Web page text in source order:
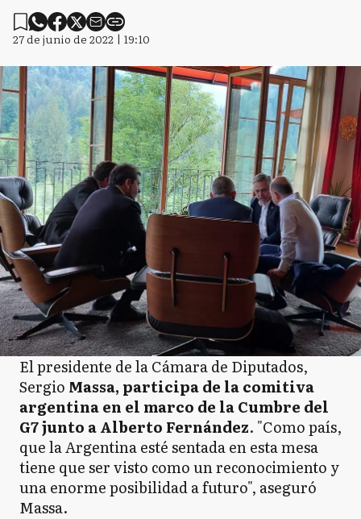
27 de junio de 2022 | 19:10
El presidente de la Cámara de Diputados,
Sergio Massa, participa de la comitiva
argentina en el marco de la Cumbre del
G7 junto a Alberto Fernández. "Como país,
que la Argentina esté sentada en esta mesa
tiene que ser visto como un reconocimiento y
una enorme posibilidad a futuro", aseguró
Massa.